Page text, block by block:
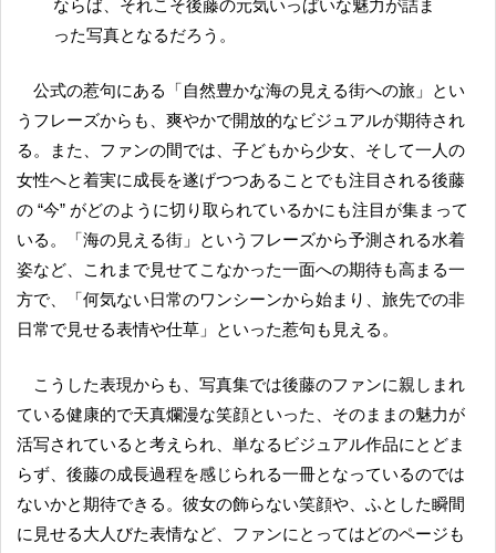
ならば、それこそ後藤の元気いっぱいな魅力が詰ま
った写真となるだろう。
公式の惹句にある「自然豊かな海の見える街への旅」とい
うフレーズからも、爽やかで開放的なビジュアルが期待され
る。また、ファンの間では、子どもから少女、そして一人の
女性へと着実に成長を遂げつつあることでも注目される後藤
の “今” がどのように切り取られているかにも注目が集まって
いる。「海の見える街」というフレーズから予測される水着
姿など、これまで見せてこなかった一面への期待も高まる一
方で、「何気ない日常のワンシーンから始まり、旅先での非
日常で見せる表情や仕草」といった惹句も見える。
こうした表現からも、写真集では後藤のファンに親しまれ
ている健康的で天真爛漫な笑顔といった、そのままの魅力が
活写されていると考えられ、単なるビジュアル作品にとどま
らず、後藤の成長過程を感じられる一冊となっているのでは
ないかと期待できる。彼女の飾らない笑顔や、ふとした瞬間
に見せる大人びた表情など、ファンにとってはどのページも